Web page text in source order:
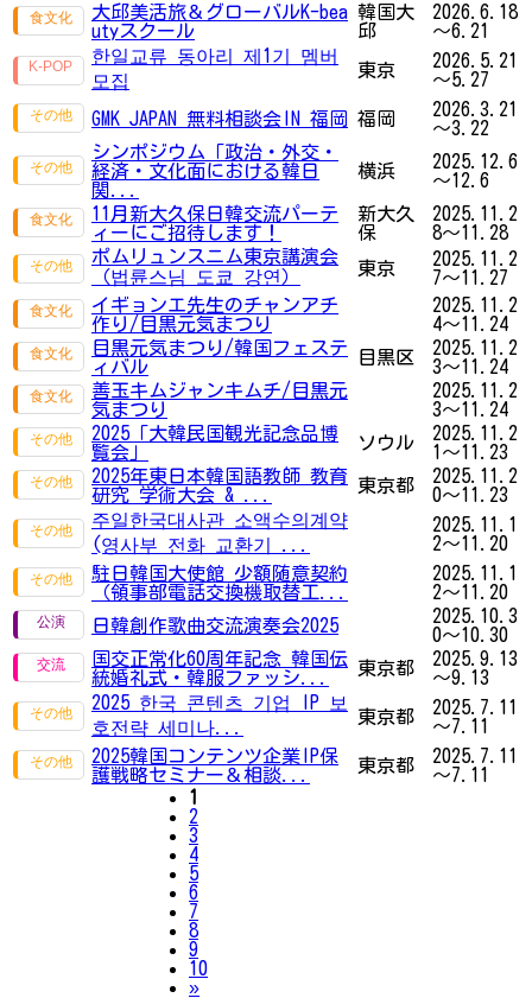
大邱美活旅＆グローバルK-bea
utyスクール
韓国大
邱
2026.6.18
～6.21
한일교류 동아리 제1기 멤버
모집
東京
2026.5.21
～5.27
GMK JAPAN 無料相談会IN 福岡 福岡
2026.3.21
～3.22
シンポジウム「政治・外交・
経済・文化面における韓日
関...
横浜
2025.12.6
～12.6
11月新大久保日韓交流パーテ
ィーにご招待します！
新大久
保
2025.11.2
8～11.28
ポムリュンスニム東京講演会
（법륜스님 도쿄 강연）
東京
2025.11.2
7～11.27
イギョンエ先生のチャンアチ
作り/目黒元気まつり
2025.11.2
4～11.24
目黒元気まつり/韓国フェステ
ィバル
目黒区
2025.11.2
3～11.24
善玉キムジャンキムチ/目黒元
気まつり
2025.11.2
3～11.24
2025「大韓民国観光記念品博
覧会」
ソウル
2025.11.2
1～11.23
2025年東日本韓国語教師 教育
研究 学術大会 & ...
東京都
2025.11.2
0～11.23
주일한국대사관 소액수의계약
(영사부 전화 교환기 ...
2025.11.1
2～11.20
駐日韓国大使館 少額随意契約
（領事部電話交換機取替工...
2025.11.1
2～11.20
日韓創作歌曲交流演奏会2025
2025.10.3
0～10.30
国交正常化60周年記念 韓国伝
統婚礼式・韓服ファッシ...
東京都
2025.9.13
～9.13
2025 한국 콘텐츠 기업 IP 보
호전략 세미나...
東京都
2025.7.11
～7.11
2025韓国コンテンツ企業IP保
護戦略セミナー＆相談...
東京都
2025.7.11
～7.11
1
2
3
4
5
6
7
8
9
10
»Next